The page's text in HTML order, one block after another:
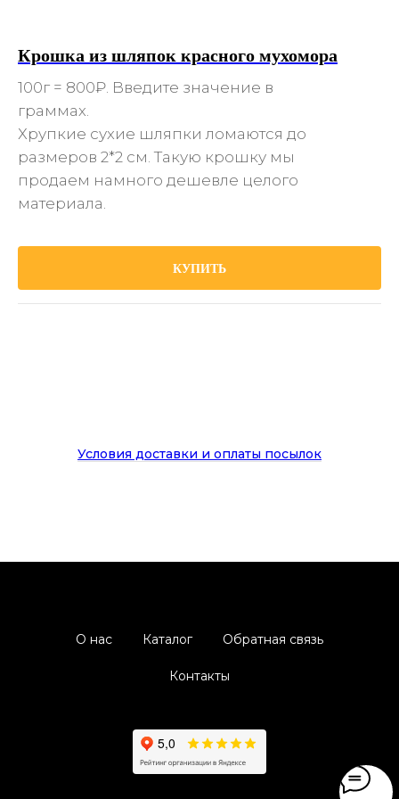
Крошка из шляпок красного мухомора
100г = 800₽. Введите значение в
граммах.
Хрупкие сухие шляпки ломаются до
размеров 2*2 см. Такую крошку мы
продаем намного дешевле целого
материала.
КУПИТЬ
Условия доставки и оплаты посылок
О нас Каталог Обратная связь
Контакты